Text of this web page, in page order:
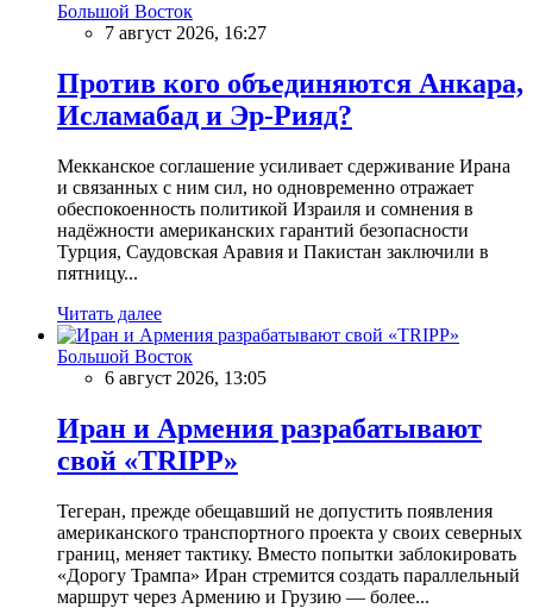
Большой Восток
7 август 2026, 16:27
Против кого объединяются Анкара,
Исламабад и Эр-Рияд?
Мекканское соглашение усиливает сдерживание Ирана
и связанных с ним сил, но одновременно отражает
обеспокоенность политикой Израиля и сомнения в
надёжности американских гарантий безопасности
Турция, Саудовская Аравия и Пакистан заключили в
пятницу...
Читать далее
Большой Восток
6 август 2026, 13:05
Иран и Армения разрабатывают
свой «TRIPP»
Тегеран, прежде обещавший не допустить появления
американского транспортного проекта у своих северных
границ, меняет тактику. Вместо попытки заблокировать
«Дорогу Трампа» Иран стремится создать параллельный
маршрут через Армению и Грузию — более...